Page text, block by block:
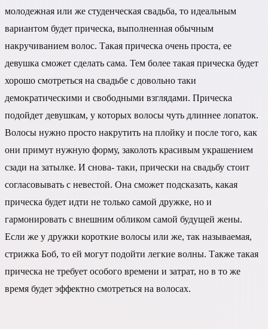
молодежная или же студенческая свадьба, то идеальным
вариантом будет прическа, выполненная обычным
накручиванием волос. Такая прическа очень проста, ее
девушка сможет сделать сама. Тем более такая прическа будет
хорошо смотреться на свадьбе с довольно таки
демократическими и свободными взглядами. Прическа
подойдет девушкам, у которых волосы чуть длиннее лопаток.
Волосы нужно просто накрутить на плойку и после того, как
они примут нужную форму, заколоть красивым украшением
сзади на затылке. И снова- таки, прически на свадьбу стоит
согласовывать с невестой. Она сможет подсказать, какая
прическа будет идти не только самой дружке, но и
гармонировать с внешним обликом самой будущей жены.
Если же у дружки короткие волосы или же, так называемая,
стрижка Боб, то ей могут подойти легкие волны. Также такая
прическа не требует особого времени и затрат, но в то же
время будет эффектно смотреться на волосах.